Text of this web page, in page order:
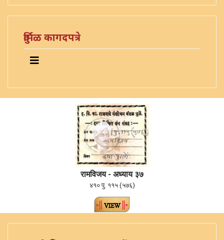
दुर्मिळ कागदपत्रे
रामविजय - अध्याय ३७
४१० पु. ११५ (५७६)